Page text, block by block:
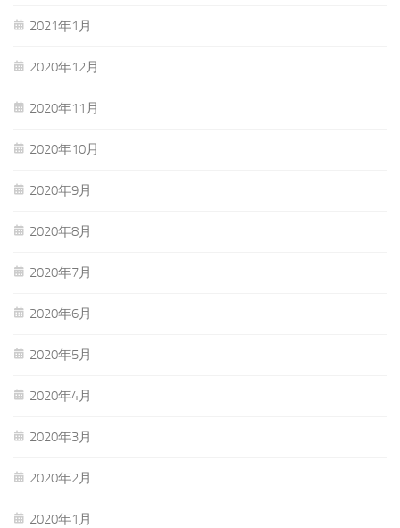
2021年1月
2020年12月
2020年11月
2020年10月
2020年9月
2020年8月
2020年7月
2020年6月
2020年5月
2020年4月
2020年3月
2020年2月
2020年1月